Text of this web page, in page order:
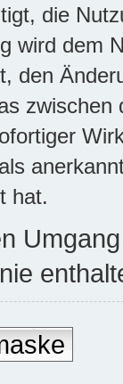
die
wird dem
den
hat.